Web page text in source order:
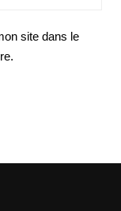
site dans le